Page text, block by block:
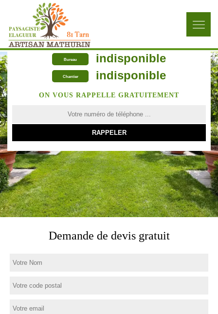
Bureau indisponible
Chantier indisponible
ON VOUS RAPPELLE GRATUITEMENT
Demande de devis gratuit